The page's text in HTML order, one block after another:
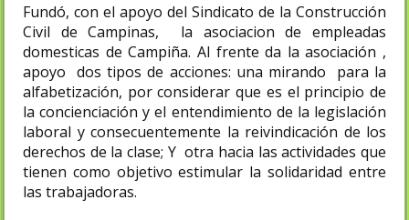
Fundó, con el apoyo del Sindicato de la Construcción
Civil de Campinas, la asociacion de empleadas
domesticas de Campiña. Al frente da la asociación ,
apoyo dos tipos de acciones: una mirando para la
alfabetización, por considerar que es el principio de
la concienciación y el entendimiento de la legislación
laboral y consecuentemente la reivindicación de los
derechos de la clase; Y otra hacia las actividades que
tienen como objetivo estimular la solidaridad entre
las trabajadoras.